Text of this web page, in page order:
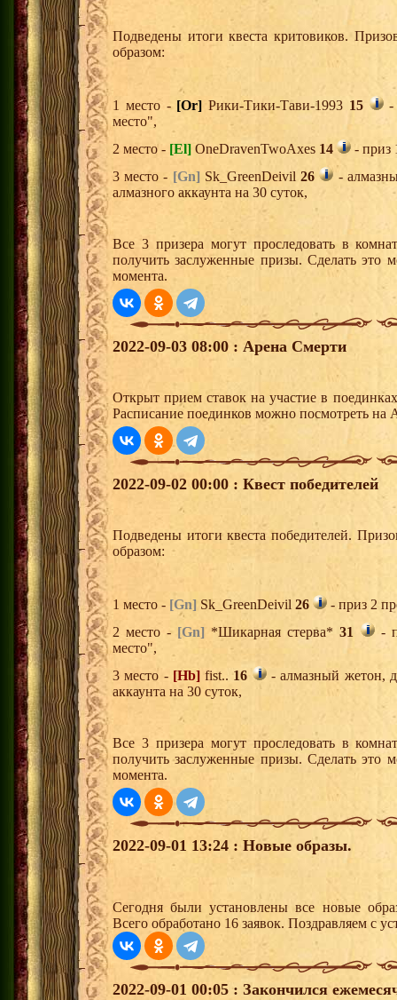
Подведены итоги квеста критовиков.
образом:
1 место - [Or] Рики-Тики-Тави-1993 15
-
место",
2 место - [El] OneDravenTwoAxes 14
- приз
3 место - [Gn] Sk_GreenDeivil26
-
алмазного аккаунта на 30 суток,
Все 3 призера могут проследовать в
получить заслуженные призы. Сделать это
момента.
2022-09-03 08:00 : Арена Смерти
Открыт прием ставок на участие в
Расписание поединков можно посмотреть на
2022-09-02 00:00 : Квест победителей
Подведены итоги квеста победителей.
образом:
1 место - [Gn] Sk_GreenDeivil 26
- приз 2
2 место - [Gn] *Шикарная стерва*31
-
место",
3 место - [Hb]fist.. 16
- алмазный жетон,
аккаунта на 30 суток,
Все 3 призера могут проследовать в
получить заслуженные призы. Сделать это
момента.
2022-09-01 13:24 : Новые образы.
Сегодня были установлены все новые
Всего обработано 16 заявок. Поздравляем с
2022-09-01 00:05 : Закончился